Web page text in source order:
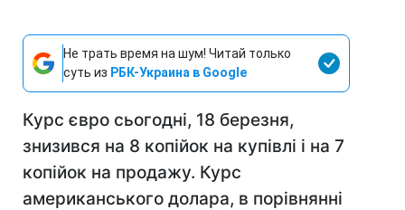
Не трать время на шум! Читай только
суть из РБК-Украина в Google
Курс євро сьогодні, 18 березня,
знизився на 8 копійок на купівлі і на 7
копійок на продажу. Курс
американського долара, в порівнянні